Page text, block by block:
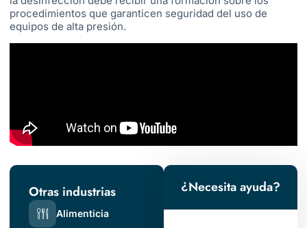
procedimientos que garanticen seguridad del uso de
equipos de alta presión.
Otras industrias
Alimenticia
¿Necesita ayuda?